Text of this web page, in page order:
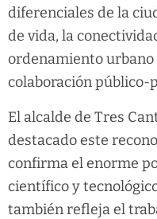
diferenciales de la
de vida, la
ordenamiento urbano
colaboración público-
El alcalde de Tres
destacado este
confirma el enorme
científico y
también refleja el